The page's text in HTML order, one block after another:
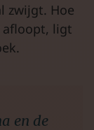
zwijgt. Hoe
afloopt, ligt
en de